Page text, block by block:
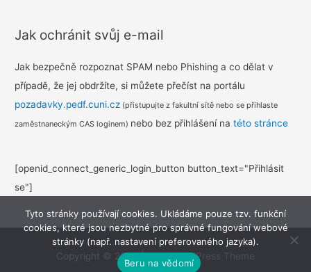
Jak ochránit svůj e-mail
Jak bezpečně rozpoznat SPAM nebo Phishing a co dělat v
případě, že jej obdržíte, si můžete přečíst na portálu
pozadavky.pedf.cuni.cz (přistupujte z fakultní sítě nebo se přihlaste
zaměstnaneckým CAS loginem) nebo bez přihlášení natéto stránce
[openid_connect_generic_login_button button_text="Přihlásit
se"]
Copyright © 2026|Astra WordPress Theme
Tyto stránky používají cookies. Ukládáme pouze tzv. funkční
cookies, které jsou nezbytné pro správné fungování webové
stránky (např. nastavení preferovaného jazyka).
Beru na vědomí